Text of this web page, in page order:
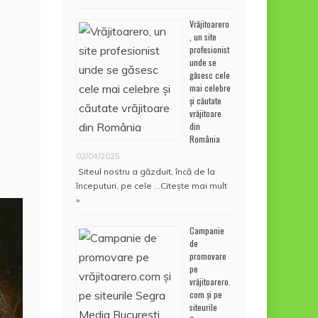
Vrăjitoarero
, un site
profesionist
unde se
găsesc cele
mai celebre
și căutate
vrăjitoare
din
România
02/04/2025
Siteul nostru a găzduit, încă de la
începuturi, pe cele … Citește mai mult
»
Campanie
de
promovare
pe
vrăjitoarero.
com și pe
siteurile